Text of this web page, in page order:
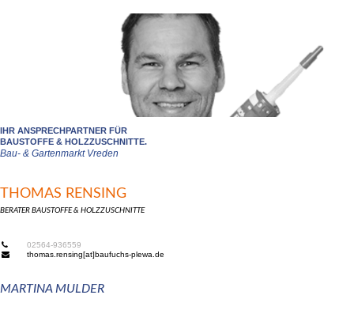
IHR ANSPRECHPARTNER FÜR
BAUSTOFFE & HOLZZUSCHNITTE.
Bau- & Gartenmarkt Vreden
THOMAS RENSING
BERATER BAUSTOFFE & HOLZZUSCHNITTE
02564-936559
thomas.rensing[at]baufuchs-plewa.de
MARTINA MULDER